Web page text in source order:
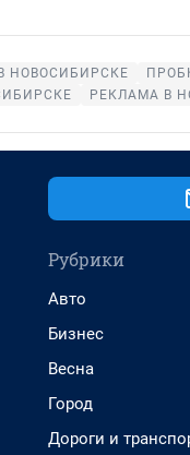
НОВОСИБИРСКЕ
РЕКЛАМА В
Рубрики
Авто
Бизнес
Весна
Город
Дороги и